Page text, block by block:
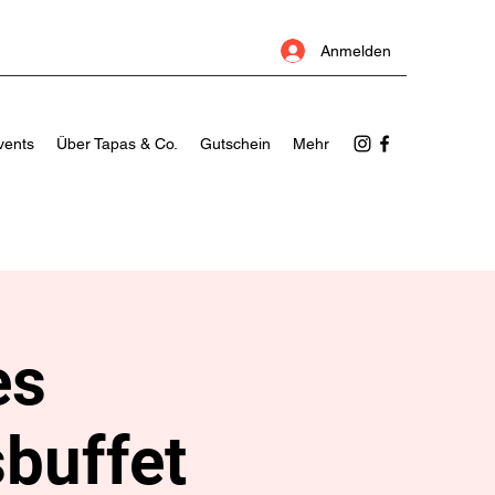
Anmelden
Über Tapas & Co. Gutschein Mehr